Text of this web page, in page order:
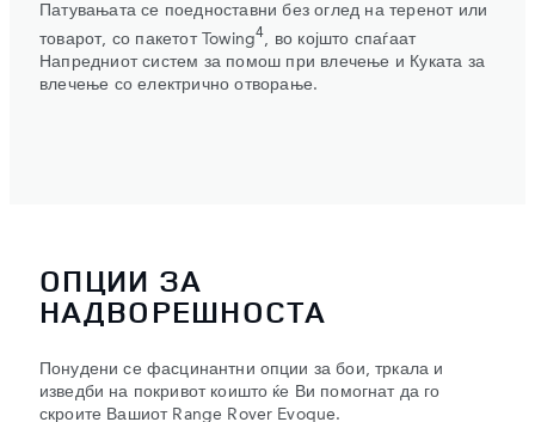
Патувањата се поедноставни без оглед на теренот или
товарот, со пакетот Towing4
, во којшто спаѓаат
Напредниот систем за помош при влечење и Куката за
влечење со електрично отворање.
ОПЦИИ ЗА
НАДВОРЕШНОСТА
Понудени се фасцинантни опции за бои, тркала и
изведби на покривот коишто ќе Ви помогнат да го
скроите Вашиот Range Rover Evoque.